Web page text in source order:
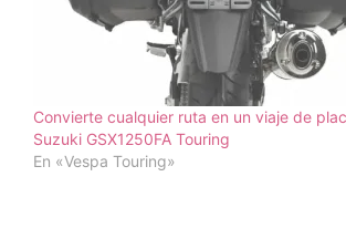
Convierte cualquier ruta en un viaje de
Suzuki GSX1250FA Touring
En «Vespa Touring»